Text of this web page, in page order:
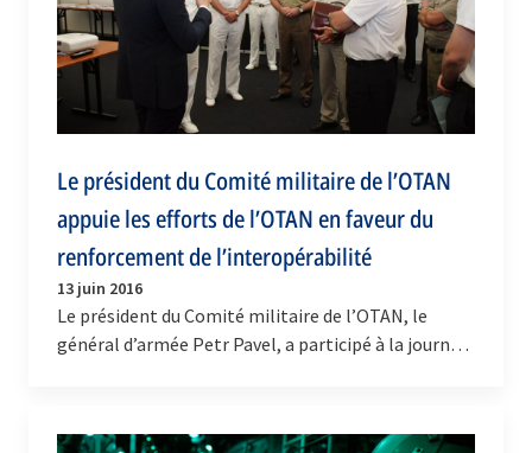
Le président du Comité militaire de l’OTAN
appuie les efforts de l’OTAN en faveur du
renforcement de l’interopérabilité
13 juin 2016
Le président du Comité militaire de l’OTAN, le
général d’armée Petr Pavel, a participé à la journée